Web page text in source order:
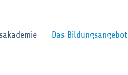
Das Bildungsangebot